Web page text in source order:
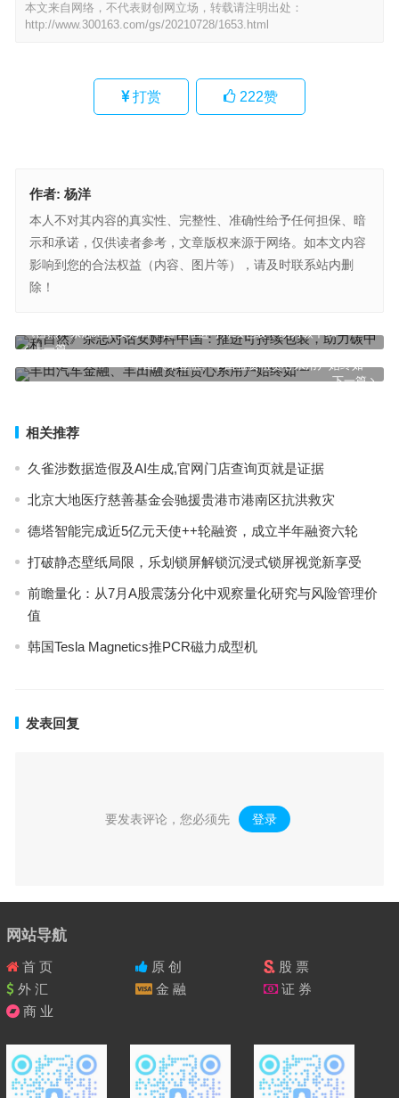
本文来自网络，不代表财创网立场，转载请注明出处：
http://www.300163.com/gs/20210728/1653.html
打赏 222赞
作者: 杨洋
本人不对其内容的真实性、完整性、准确性给予任何担保、暗
示和承诺，仅供读者参考，文章版权来源于网络。如本文内容
影响到您的合法权益（内容、图片等），请及时联系站内删
除！
上一篇
《自然》杂志对话安姆科中国：推进可持续包装，助力碳中和
下一篇
丰田汽车金融、丰田融资租赁心系用户始终如一
相关推荐
久雀涉数据造假及AI生成,官网门店查询页就是证据
北京大地医疗慈善基金会驰援贵港市港南区抗洪救灾
德塔智能完成近5亿元天使++轮融资，成立半年融资六轮
打破静态壁纸局限，乐划锁屏解锁沉浸式锁屏视觉新享受
前瞻量化：从7月A股震荡分化中观察量化研究与风险管理价
值
韩国Tesla Magnetics推PCR磁力成型机
发表回复
要发表评论，您必须先 登录 。
网站导航
首 页 原 创
股 票
外 汇
金 融
证 券
商 业